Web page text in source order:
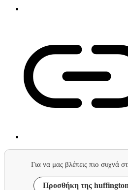
Για να μας βλέπεις πιο συχνά
Προσθήκη της